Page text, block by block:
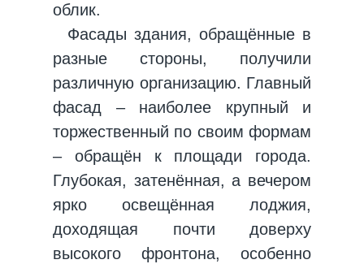
облик.
Фасады здания, обращённые в
разные стороны, получили
различную организацию. Главный
фасад – наиболее крупный и
торжественный по своим формам
– обращён к площади города.
Глубокая, затенённая, а вечером
ярко освещённая лоджия,
доходящая почти доверху
высокого фронтона, особенно